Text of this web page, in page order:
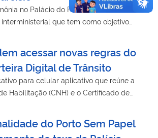
no Palácio do Planalto marca o início
que tem como objetivo
acessar novas regras do
Digital de Trânsito
para celular aplicativo que reúne a
Habilitação (CNH) e o Certificado de
do Porto Sem Papel